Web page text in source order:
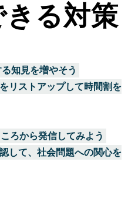
る対策
知見を増やそう
リストアップして時間割を
ろから発信してみよう
して、社会問題への関心を